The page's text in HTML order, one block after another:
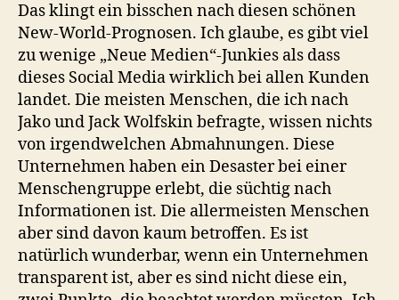
Das klingt ein bisschen nach diesen schönen
New-World-Prognosen. Ich glaube, es gibt viel
zu wenige „Neue Medien“-Junkies als dass
dieses Social Media wirklich bei allen Kunden
landet. Die meisten Menschen, die ich nach
Jako und Jack Wolfskin befragte, wissen nichts
von irgendwelchen Abmahnungen. Diese
Unternehmen haben ein Desaster bei einer
Menschengruppe erlebt, die süchtig nach
Informationen ist. Die allermeisten Menschen
aber sind davon kaum betroffen. Es ist
natürlich wunderbar, wenn ein Unternehmen
transparent ist, aber es sind nicht diese ein,